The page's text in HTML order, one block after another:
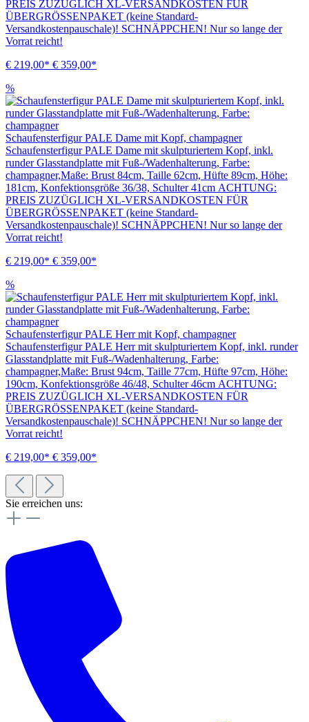
PREIS ZUZÜGLICH XL-VERSANDKOSTEN FÜR
ÜBERGRÖSSENPAKET (keine Standard-
Versandkostenpauschale)! SCHNÄPPCHEN! Nur so lange der
Vorrat reicht!
€ 219,00* € 359,00*
%
Schaufensterfigur PALE Dame mit Kopf, champagner
Schaufensterfigur PALE Dame mit skulpturiertem Kopf, inkl.
runder Glasstandplatte mit Fuß-/Wadenhalterung, Farbe:
champagner,Maße: Brust 84cm, Taille 62cm, Hüfte 89cm, Höhe:
181cm, Konfektionsgröße 36/38, Schulter 41cm ACHTUNG:
PREIS ZUZÜGLICH XL-VERSANDKOSTEN FÜR
ÜBERGRÖSSENPAKET (keine Standard-
Versandkostenpauschale)! SCHNÄPPCHEN! Nur so lange der
Vorrat reicht!
€ 219,00* € 359,00*
%
Schaufensterfigur PALE Herr mit Kopf, champagner
Schaufensterfigur PALE Herr mit skulpturiertem Kopf, inkl. runder
Glasstandplatte mit Fuß-/Wadenhalterung, Farbe:
champagner,Maße: Brust 94cm, Taille 77cm, Hüfte 97cm, Höhe:
190cm, Konfektionsgröße 46/48, Schulter 46cm ACHTUNG:
PREIS ZUZÜGLICH XL-VERSANDKOSTEN FÜR
ÜBERGRÖSSENPAKET (keine Standard-
Versandkostenpauschale)! SCHNÄPPCHEN! Nur so lange der
Vorrat reicht!
€ 219,00* € 359,00*
Sie erreichen uns: